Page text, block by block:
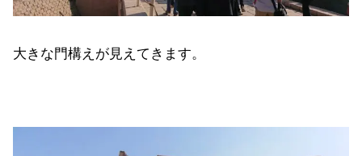
大きな門構えが見えてきます。